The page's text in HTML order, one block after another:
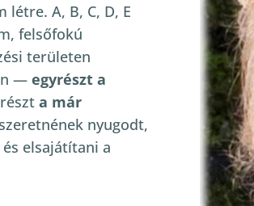
A, B, C, D, E
felsőfokú
területen
—egyrészt a
a már
nyugodt,
elsajátítani a